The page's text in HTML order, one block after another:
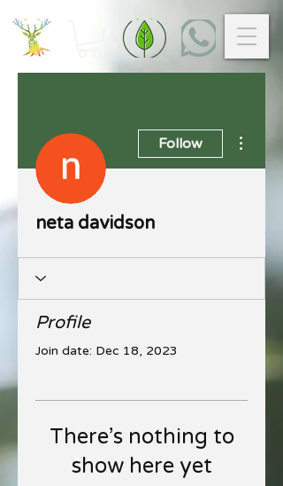
Follow
neta davidson
Profile
Join date: Dec 18, 2023
There’s nothing to
show here yet